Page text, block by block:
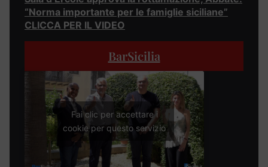
“Norma importante per le famiglie siciliane”
CLICCA PER IL VIDEO
BarSicilia
Fai clic per accettare i
cookie per questo servizio